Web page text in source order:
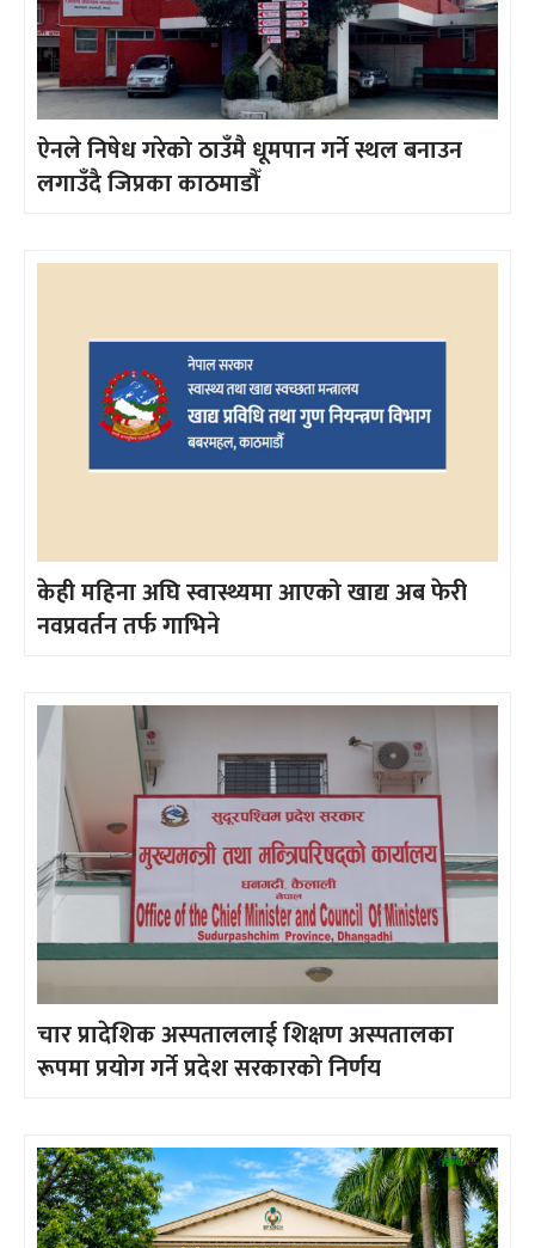
ऐनले निषेध गरेको ठाउँमै धूमपान गर्ने स्थल बनाउन
लगाउँदै जिप्रका काठमाडौँ
केही महिना अघि स्वास्थ्यमा आएको खाद्य अब फेरी
नवप्रवर्तन तर्फ गाभिने
चार प्रादेशिक अस्पताललाई शिक्षण अस्पतालका
रूपमा प्रयोग गर्ने प्रदेश सरकारको निर्णय